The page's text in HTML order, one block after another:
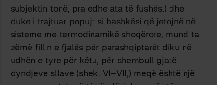
subjektin tonë, pra edhe ata të fushës,) dhe
duke i trajtuar popujt si bashkësi që jetojnë në
sisteme me termodinamikë shoqërore, mund ta
zëmë fillin e fjalës për parashqiptarët diku në
udhën e tyre për këtu, për shembull gjatë
dyndjeve sllave (shek. VI–VII,) meqë është një